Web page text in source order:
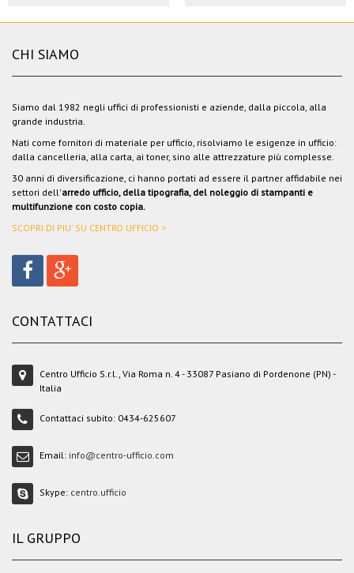
CHI SIAMO
Siamo dal 1982 negli uffici di professionisti e aziende, dalla piccola, alla
grande industria.
Nati come fornitori di materiale per ufficio, risolviamo le esigenze in ufficio:
dalla cancelleria, alla carta, ai toner, sino alle attrezzature più complesse.
30 anni di diversificazione, ci hanno portati ad essere il partner affidabile nei
settori dell'arredo ufficio, della tipografia, del noleggio di stampanti e
multifunzione con costo copia.
SCOPRI DI PIU' SU CENTRO UFFICIO >
CONTATTACI
Centro Ufficio S.r.l., Via Roma n. 4 - 33087 Pasiano di Pordenone (PN) -
Italia
Contattaci subito: 0434-625607
Email: info@centro-ufficio.com
Skype: centro.ufficio
IL GRUPPO